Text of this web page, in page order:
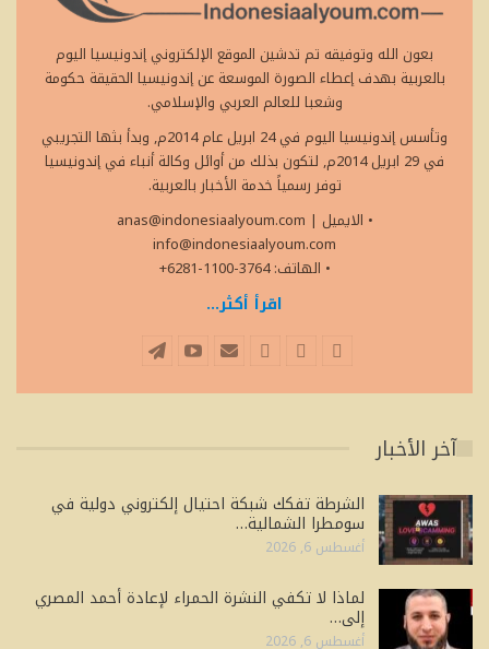
بعون الله وتوفيقه تم تدشين الموقع الإلكتروني إندونيسيا اليوم
بالعربية بهدف إعطاء الصورة الموسعة عن إندونيسيا الحقيقة حكومة
وشعبا للعالم العربي والإسلامي.
وتأسس إندونيسيا اليوم في 24 ابريل عام 2014م, وبدأ بثها التجريبي
في 29 ابريل 2014م, لتكون بذلك من أوائل وكالة أنباء في إندونيسيا
توفر رسمياً خدمة الأخبار بالعربية.
• الايميل
anas@indonesiaalyoum.com |
info@indonesiaalyoum.com
• الهاتف: 3764-1100-6281+
اقرأ أكثر...
آخر الأخبار
الشرطة تفكك شبكة احتيال إلكتروني دولية في
سومطرا الشمالية…
أغسطس 6, 2026
لماذا لا تكفي النشرة الحمراء لإعادة أحمد المصري
إلى…
أغسطس 6, 2026